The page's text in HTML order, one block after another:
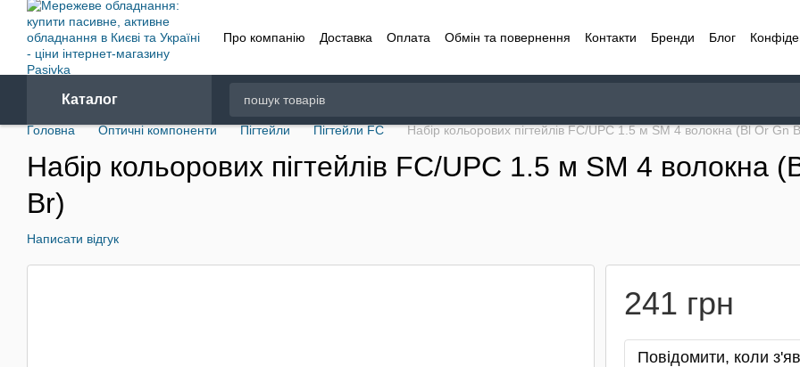
Перейти до основного контенту
Про компанію
Доставка Оплата Обмін та повернення Контакти Бренди Блог
Каталог
Головна Оптичні компоненти Пігтейли Пігтейли FC Набір кольорових пігтейлів FC/UPC 1.5 м SM 4 волокна (Bl Or Gn
Набір кольорових пігтейлів FC/UPC 1.5 м SM 4 волокна
Br)
Написати відгук
241 грн
Повідомити, коли